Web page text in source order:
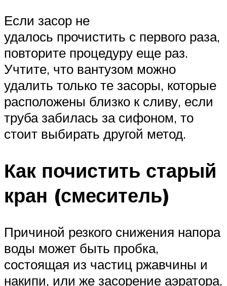
Если засор не
удалось прочистить с первого раза,
повторите процедуру еще раз.
Учтите, что вантузом можно
удалить только те засоры, которые
расположены близко к сливу, если
труба забилась за сифоном, то
стоит выбирать другой метод.
Как почистить старый
кран (смеситель)
Причиной резкого снижения напора
воды может быть пробка,
состоящая из частиц ржавчины и
накипи, или же засорение аэратора.